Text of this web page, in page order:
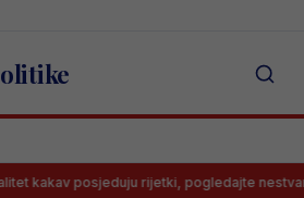
rijetki, pogledajte nestvarno